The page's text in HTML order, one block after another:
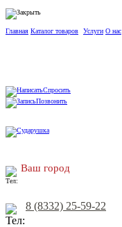
Главная Каталог товаров Услуги О нас
Спросить
Позвонить
Ваш город
8 (8332) 25-59-22